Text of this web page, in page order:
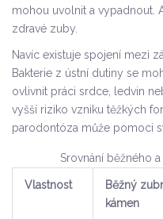
mohou uvolnit a vypadnout.
zdravé zuby.
Navíc existuje spojení mezi
Bakterie z ústní dutiny se
ovlivnit práci srdce, ledvin
vyšší riziko vzniku těžkých
parodontóza může pomoci
Srovnání běžného
Vlastnost
Běžný
kámen